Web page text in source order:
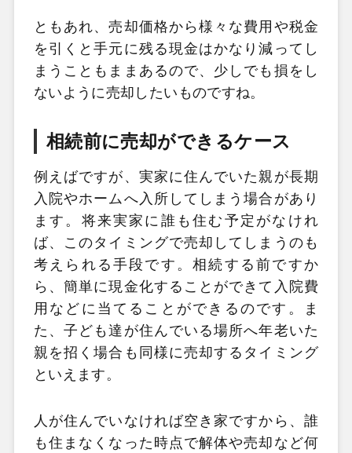
ともあれ、売却価格から様々な費用や税金
を引くと手元に残る現金はかなり減ってし
まうこともままあるので、少しでも損をし
ないように売却したいものですね。
相続前に売却ができるケース
例えばですが、実家に住んでいた親が長期
入院やホームへ入所してしまう場合があり
ます。将来実家に誰も住む予定がなけれ
ば、このタイミングで売却してしまうのも
考えられる手段です。相続する前ですか
ら、簡単に現金化することができて入院費
用などに当てることができるのです。ま
た、子ども達が住んでいる場所へ年老いた
親を招く場合も同様に売却するタイミング
といえます。
人が住んでいなければ空き家ですから、誰
も住まなくなった時点で解体や売却など何